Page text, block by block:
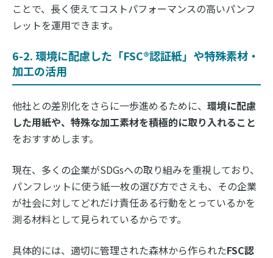
ことで、長く使えてコストパフォーマンスの高いパンフ
レットを運用できます。
6-2. 環境に配慮した「FSC®認証紙」や特殊素材・
加工の活用
他社との差別化をさらに一歩進めるために、 環境に配慮
した用紙や、特殊な加工素材を積極的に取り入れること
をおすすめします。
現在、多くの企業がSDGsへの取り組みを重視しており、
パンフレットに使う紙一枚の選び方でさえも、その企業
が社会に対してどれだけ責任ある行動をとっているかを
測る材料として見られているからです。
具体的には、適切に管理された森林から作られたFSC認